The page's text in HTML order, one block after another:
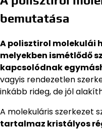
bemutatása
A polisztirol molekulái
melyekben ismétlődő
kapcsolódnak
vagyis rendezetlen
inkább rideg, de jól
A molekuláris szerkezet
tartalmaz kristályos